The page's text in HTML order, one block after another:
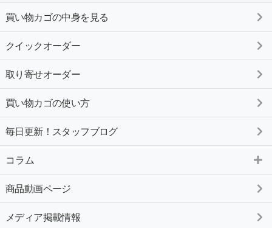
買い物カゴの中身を見る
クイックオーダー
取り寄せオーダー
買い物カゴの使い方
毎日更新！スタッフブログ
コラム
商品動画ページ
メディア掲載情報